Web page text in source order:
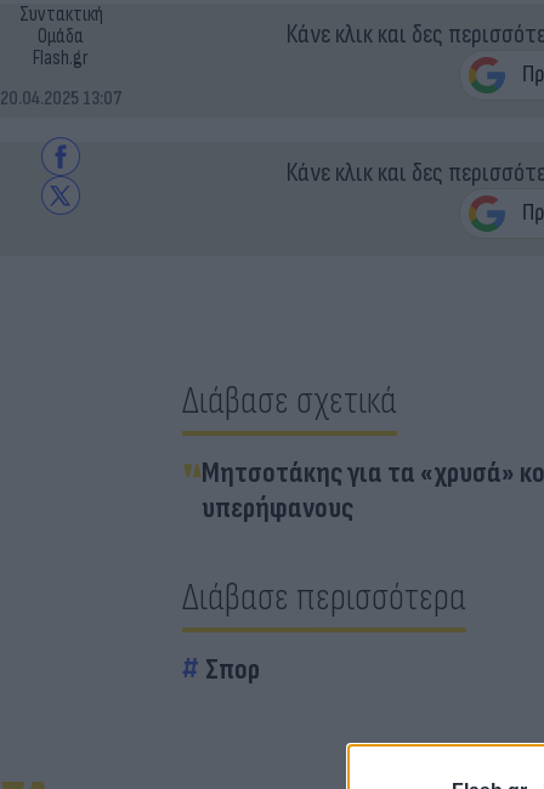
Συντακτική
Ομάδα
Flash.gr
20.04.2025 13:07
Κάνε κλικ και δες
Κάνε κλικ και δες
Διάβασε σχετικά
Μητσοτάκης για τα «χρυσά»
υπερήφανους
Διάβασε περισσότερα
Σπορ